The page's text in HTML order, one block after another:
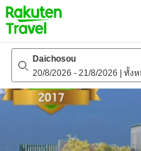
to
top
page
Daichosou
20/8/2026 - 21/8/2026 ทั้ง